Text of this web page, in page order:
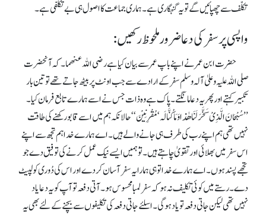
تکلّف سے چھپائیں گے تویہ گنہگاری ہے۔ ہماری جماعت کا اصول ہی بے تکلفی ہے۔
واپسی پرسفر کی دعا ضرورملحوظ رکھیں:
حضرت ابن عمر نے اپنے باپ عمر سے بیان کیا ہے رضی اللہ عنھما۔کہ آنحضرت
صلی اللہ علیہ وعلیٰ آلہ وسلم سفر کے ارادے سے جب اونٹ پر بیٹھ جاتے تھے تو تین بار
تکبیر کہتے اور پھر یہ دعا مانگتے۔پاک ہے وہ ذات جس نے اسے ہمارے تابع فرمان کیا۔
’’سُبْحَانَ الَّذِیْ سَخَّرَ لَنَا ھٰذا وَمَاکُنَّالَہ‘مُقْرِنِیْنَ‘‘ حالانکہ ہم میں اسے قابو رکھنے کی طاقت
نہیں تھی ہم اپنے رب کی طرف ہی جانے والے ہیں۔ اے ہمارے خدا ہم تجھ سے اپنے
اس سفر میں بھلائی اورتقویٰ چاہتے ہیں ۔ توُ ہمیں ایسے نیک عمل کرنے کی توفیق دے جو
تجھے پسند ہوں ۔ اے ہمارے خدا تو ہی ہمارا یہ سفر آسان کر دے اور اس کی دُوری کو لپیٹ
دے۔ رستے میں کوئی تکلیف نہ ہو کہ سفر لمبا محسوس ہو۔ آتی دفعہ تو آپ کو یہ دعا یاد
نہیں تھی لیکن جاتی دفعہ تو یاد ہوگی۔ اسلئے جاتی دفعہ کی تکلیفوں سے بچنے کے لئے بھی یہ